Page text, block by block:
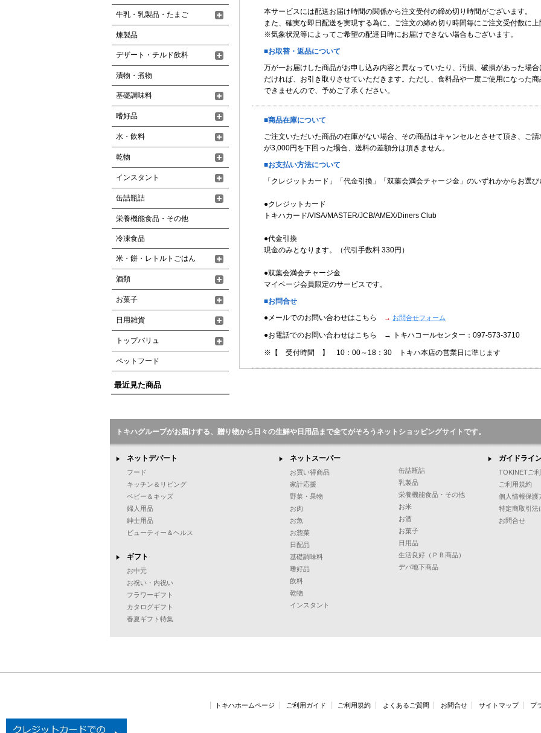
本サービスには配送お届け時間の関係から注文受付の締め切り時間がございます。
また、確実な即日配送を実現する為に、ご注文の締め切り時間毎にご注文受付数に
※気象状況等によってご希望の配達日時にお届けできない場合もございます。
■お取替・返品について
万が一お届けした商品がお申し込み内容と異なっていたり、汚損、破損があった場
だければ、お引き取りさせていただきます。ただし、食料品や一度ご使用になった
できませんので、予めご了承ください。
■商品在庫について
ご注文いただいた商品の在庫がない場合、その商品はキャンセルとさせて頂き、ご
が3,000円を下回った場合、送料の差額分は頂きません。
■お支払い方法について
「クレジットカード」「代金引換」「双葉会満会チャージ金」のいずれかからお選び
●クレジットカード
トキハカード/VISA/MASTER/JCB/AMEX/Diners Club
●代金引換
現金のみとなります。（代引手数料 330円）
●双葉会満会チャージ金
マイページ会員限定のサービスです。
■お問合せ
●メールでのお問い合わせはこちら
→ お問合せフォーム
●お電話でのお問い合わせはこちら → トキハコールセンター：097-573-3710
※【 受付時間 】 10：00～18：30 トキハ本店の営業日に準じます
牛乳・乳製品・たまご
煉製品
デザート・チルド飲料
漬物・煮物
基礎調味料
嗜好品
水・飲料
乾物
インスタント
缶詰瓶詰
栄養機能食品・その他
冷凍食品
米・餅・レトルトごはん
酒類
お菓子
日用雑貨
トップバリュ
ペットフード
最近見た商品
トキハグループがお届けする、贈り物から日々の生鮮や日用品まで全てがそろうネットショッピングサイトです。
ネットデパート
フード
キッチン＆リビング
ベビー＆キッズ
婦人用品
紳士用品
ビューティー＆ヘルス
ギフト
お中元
お祝い・内祝い
フラワーギフト
カタログギフト
春夏ギフト特集
ネットスーパー
お買い得商品
家計応援
野菜・果物
お肉
お魚
お惣菜
日配品
基礎調味料
嗜好品
飲料
乾物
インスタント
缶詰瓶詰
乳製品
栄養機能食品・その他
お米
お酒
お菓子
日用品
生活良好（ＰＢ商品）
デパ地下商品
ガイドライ
TOKINETご
ご利用規約
個人情報保護
特定商取引法
お問合せ
トキハホームページ ご利用ガイド ご利用規約 よくあるご質問 お問合せ サイトマップ プ